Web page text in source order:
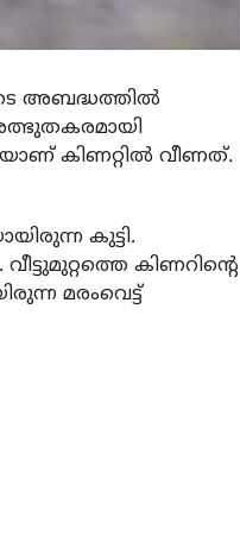
അബദ്ധത്തില്‍
കിണറ്റില്‍ വീണത്.
കുട്ടി.
കിണറിന്റെ
മരംവെട്ട്